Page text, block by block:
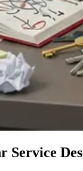
Service